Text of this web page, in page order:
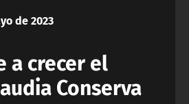
de 2023
a crecer el
Conserva